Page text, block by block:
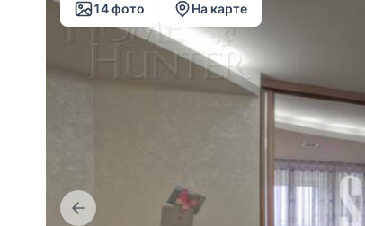
14 фото На карте